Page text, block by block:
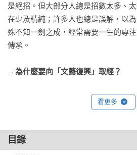
是絕招。但大部分人總是招數太多、
在少及精純；許多人也總是誤解，以
殊不知一劍之成，經常需要一生的專
傳承。
→為什麼要向「文藝復興」取經？
文藝復興運動橫跨數個世紀，是由復
傑出人才的心靈凝聚於此，宣揚人文
佳實踐。以此為起點，劉教授在2012
中，透過對許多偉大藝術品及其時代
看更多
目錄